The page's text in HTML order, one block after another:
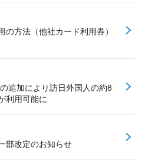
方法（他社カード利用券）
追加により訪日外国人の約8
利用可能に
部改定のお知らせ